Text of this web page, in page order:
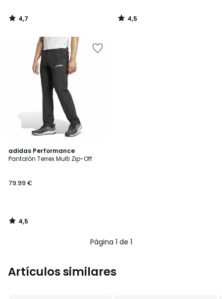
4,7
/
4,5
/
adidas Performance
Pantalón Terrex Multi Zip-Off
79.99 €
4,5
/ 5
4,5
/
Página 1 de 1
Artículos similares